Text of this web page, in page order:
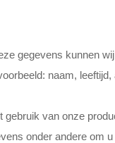
gegevens kunnen
naam,
van onze
onder andere om